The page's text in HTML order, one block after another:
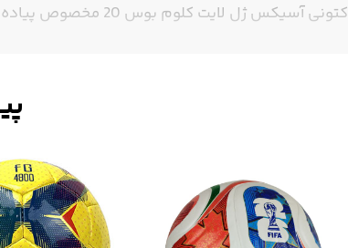
کتونی آسیکس ژل لایت کلوم بوس 20 مخصوص پیاده روی و استفاده روز مره بسیار پر فروش